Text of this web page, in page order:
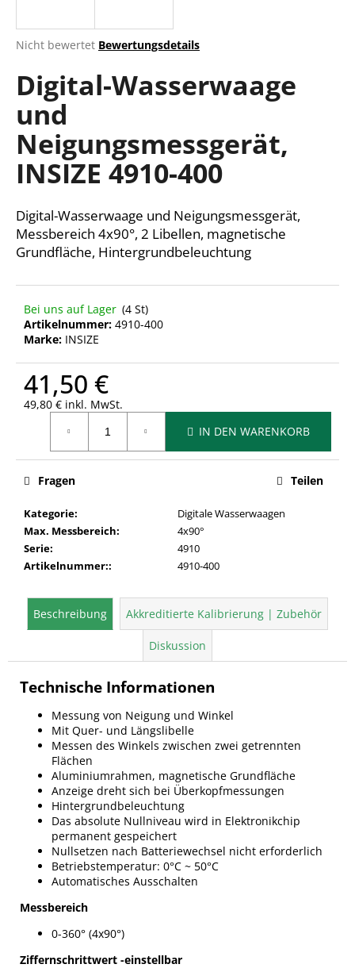
Die
Produktbewertung
ist
von
5
Sternen.
Nicht bewertet Bewertungsdetails
Digital-Wasserwaage
und
Neigungsmessgerät,
INSIZE 4910-400
Digital-Wasserwaage und Neigungsmessgerät,
Messbereich 4x90°, 2 Libellen, magnetische
Grundfläche, Hintergrundbeleuchtung
Bei uns auf Lager (4 St)
Artikelnummer: 4910-400
Marke: INSIZE
41,50 €
49,80 € inkl. MwSt.
IN DEN WARENKORB
Kategorie:
Digitale Wasserwaagen
Max. Messbereich:
4x90°
Serie:
4910
Artikelnummer:: 4910-400
Fragen Teilen
Beschreibung Akkreditierte Kalibrierung | Zubehör
Diskussion
Technische Informationen
Messung von Neigung und Winkel
Mit Quer- und Längslibelle
Messen des Winkels zwischen zwei getrennten
Flächen
Aluminiumrahmen, magnetische Grundfläche
Anzeige dreht sich bei Überkopfmessungen
Hintergrundbeleuchtung
Das absolute Nullniveau wird in Elektronikchip
permanent gespeichert
Nullsetzen nach Batteriewechsel nicht erforderlich
Betriebstemperatur: 0°C ~ 50°C
Automatisches Ausschalten
Messbereich
0-360° (4x90°)
Ziffernschrittwert -einstellbar
W
r
e
p
f
e
l
e
n